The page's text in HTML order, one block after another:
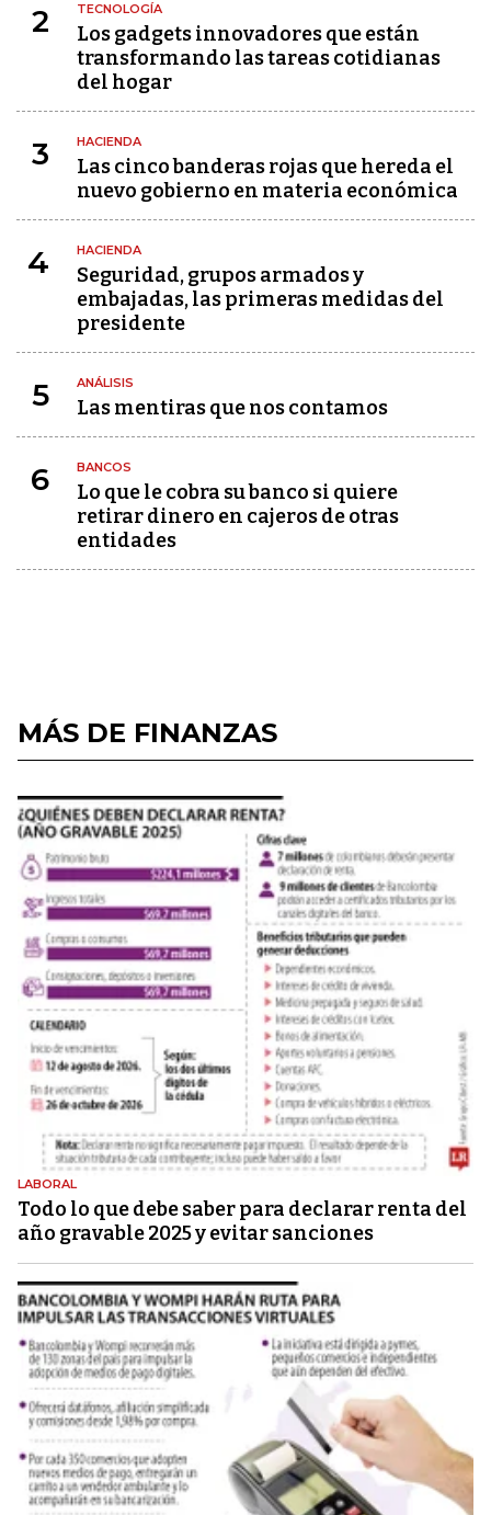
2 TECNOLOGÍA
Los gadgets innovadores que están
transformando las tareas cotidianas
del hogar
3 HACIENDA
Las cinco banderas rojas que hereda el
nuevo gobierno en materia económica
4 HACIENDA
Seguridad, grupos armados y
embajadas, las primeras medidas del
presidente
5 ANÁLISIS
Las mentiras que nos contamos
6 BANCOS
Lo que le cobra su banco si quiere
retirar dinero en cajeros de otras
entidades
MÁS DE FINANZAS
LABORAL
Todo lo que debe saber para declarar renta del
año gravable 2025 y evitar sanciones